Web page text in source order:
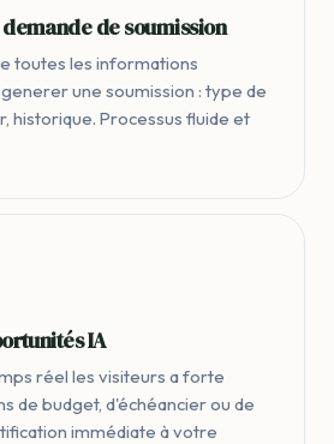
de soumission
toutes les informations
une soumission : type de
historique. Processus fluide et
IA
réel les visiteurs a forte
de budget, d'échéancier ou de
immédiate à votre